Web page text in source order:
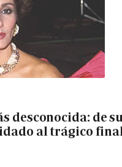
desconocida: de
al trágico